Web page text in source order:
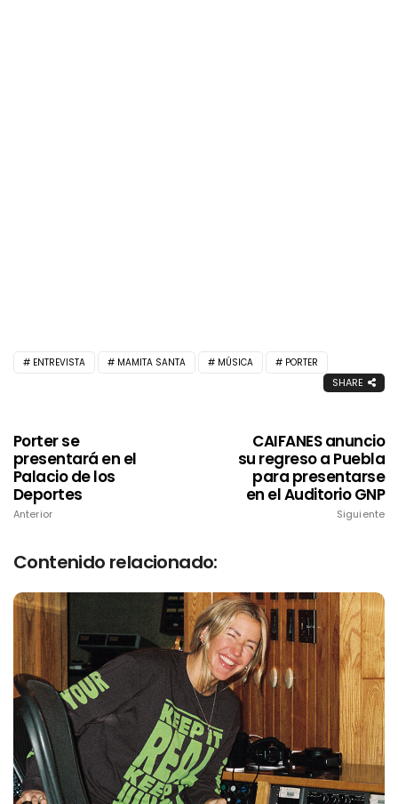
ENTREVISTA MAMITA SANTA MÚSICA PORTER
SHARE
Porter se
presentará en el
Palacio de los
Deportes
Anterior
CAIFANES anuncio
su regreso a Puebla
para presentarse
en el Auditorio GNP
Siguiente
Contenido relacionado: